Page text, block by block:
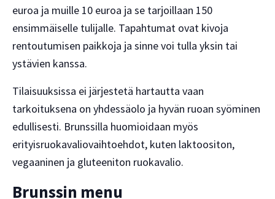
euroa ja muille 10 euroa ja se tarjoillaan 150
ensimmäiselle tulijalle. Tapahtumat ovat kivoja
rentoutumisen paikkoja ja sinne voi tulla yksin tai
ystävien kanssa.
Tilaisuuksissa ei järjestetä hartautta vaan
tarkoituksena on yhdessäolo ja hyvän ruoan syöminen
edullisesti. Brunssilla huomioidaan myös
erityisruokavaliovaihtoehdot, kuten laktoositon,
vegaaninen ja gluteeniton ruokavalio.
Brunssin menu